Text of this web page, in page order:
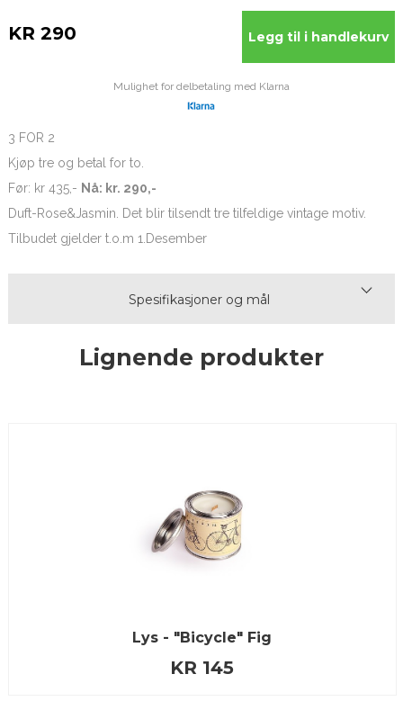
KR 290
Mulighet for delbetaling med Klarna
3 FOR 2
Kjøp tre og betal for to.
Før: kr 435,- Nå: kr. 290,-
Duft-Rose&Jasmin. Det blir tilsendt tre tilfeldige vintage motiv.
Tilbudet gjelder t.o.m 1.Desember
Spesifikasjoner og mål
Lignende produkter
Lys - "Bicycle" Fig
KR 145